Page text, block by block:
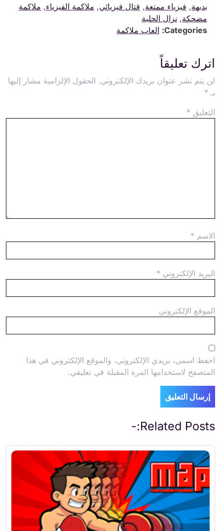
بديهة, فيزياء ممتعة, قتال فيزيائي, ملاكمة الفيزياء, ملاكمة
مضحكة, نزال الحلبة
Categories: العاب ملاكمة
اترك تعليقاً
لن يتم نشر عنوان بريدك الإلكتروني. الحقول الإلزامية مشار إليها
بـ *
التعليق *
الاسم *
البريد الإلكتروني *
الموقع الإلكتروني
احفظ اسمي، بريدي الإلكتروني، والموقع الإلكتروني في هذا
المتصفح لاستخدامها المرة المقبلة في تعليقي.
Related Posts:-